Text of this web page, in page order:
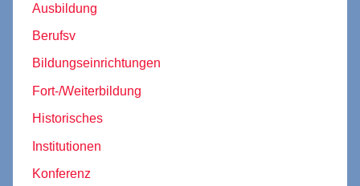
Ausbildung
Berufsv
Bildungseinrichtungen
Fort-/Weiterbildung
Historisches
Institutionen
Konferenz